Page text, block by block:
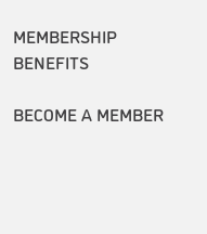
MEMBERSHIP
BENEFITS
BECOME A MEMBER